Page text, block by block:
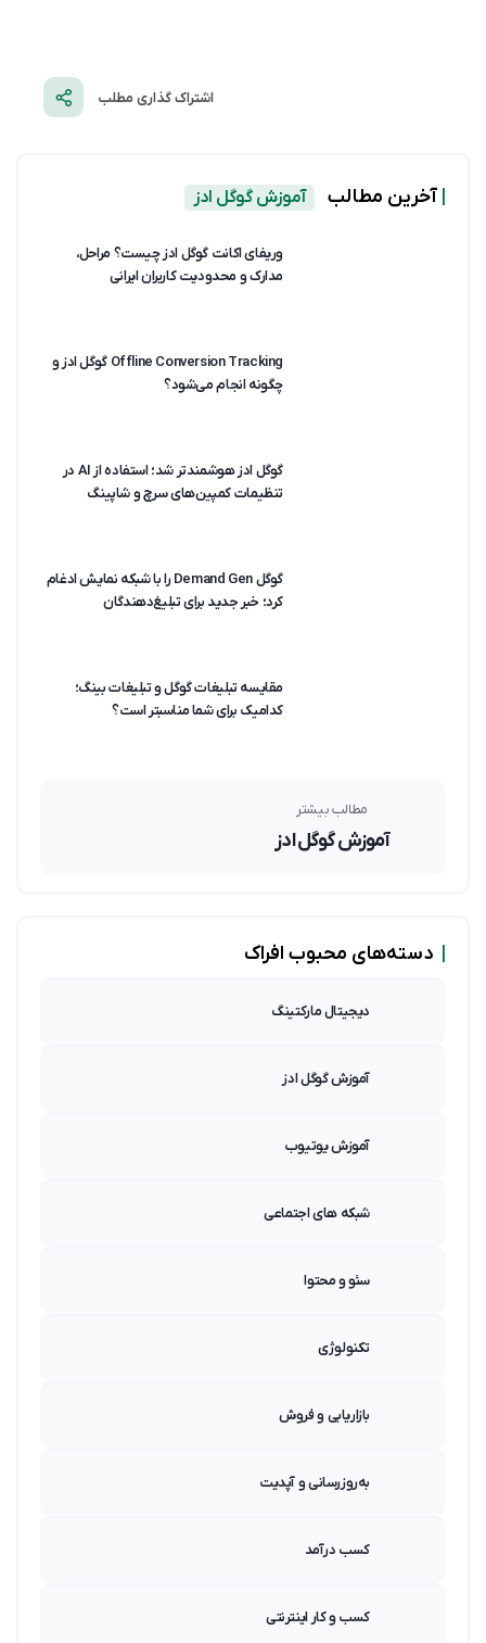
اشتراک گذاری مطلب
آخرین مطالب آموزش گوگل ادز
وریفای اکانت گوگل ادز چیست؟ مراحل،
مدارک و محدودیت کاربران ایرانی
Offline Conversion Tracking گوگل ادز و
چگونه انجام می‌شود؟
گوگل ادز هوشمندتر شد؛ استفاده از AI در
تنظیمات کمپین‌های سرچ و شاپینگ
گوگل Demand Gen را با شبکه نمایش ادغام
کرد؛ خبر جدید برای تبلیغ‌دهندگان
مقایسه تبلیغات گوگل و تبلیغات بینگ؛
کدامیک برای شما مناسبتر است؟
مطالب بیشتر
آموزش گوگل ادز
دسته‌های محبوب افراک
دیجیتال مارکتینگ
آموزش گوگل ادز
آموزش یوتیوب
شبکه های اجتماعی
سئو و محتوا
تکنولوژی
بازاریابی و فروش
به‌روزرسانی و آپدیت
کسب درآمد
کسب و کار اینترنتی